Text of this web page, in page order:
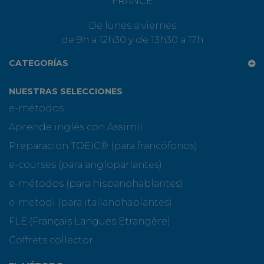
De lunes a viernes
de 9h a 12h30 y de 13h30 a 17h
CATEGORÍAS
NUESTRAS SELECCIONES
e-métodos
Aprende inglés con Assimil
Preparacion TOEIC® (para francófonos)
e-courses (para angloparlantes)
e-métodos (para hispanohablantes)
e-metodi (para italianohablantes)
FLE (Français Langues Etrangère)
Coffrets collector